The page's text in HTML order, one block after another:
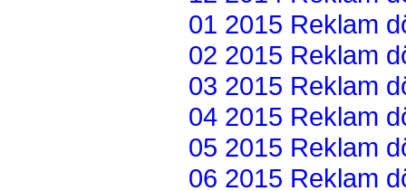
01 2015 Reklam
02 2015 Reklam
03 2015 Reklam
04 2015 Reklam
05 2015 Reklam
06 2015 Reklam